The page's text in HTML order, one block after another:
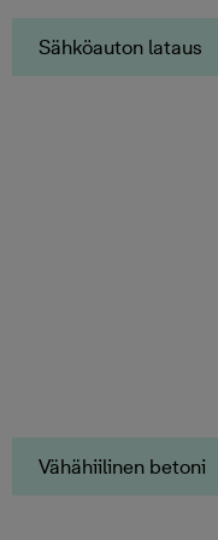
Sähköauton lataus
Vähähiilinen betoni